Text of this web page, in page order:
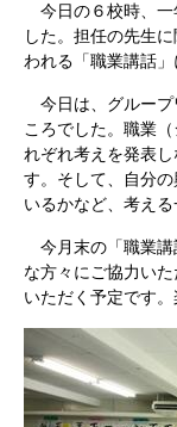
今日の６校時、一
した。担任の先生
われる「職業講話
今日は、グループ
ころでした。職業
れぞれ考えを発表
す。そして、自分
いるかなど、考える
今月末の「職業講
な方々にご協力い
いただく予定です。